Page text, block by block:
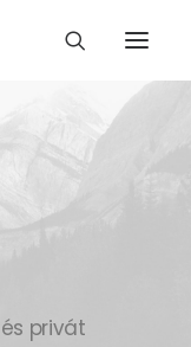
privát